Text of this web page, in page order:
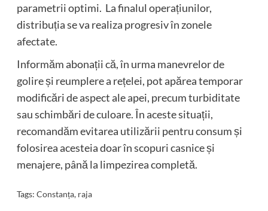
parametrii optimi. La finalul operațiunilor,
distribuția se va realiza progresiv în zonele
afectate.
Informăm abonații că, în urma manevrelor de
golire și reumplere a rețelei, pot apărea temporar
modificări de aspect ale apei, precum turbiditate
sau schimbări de culoare. În aceste situații,
recomandăm evitarea utilizării pentru consum și
folosirea acesteia doar în scopuri casnice și
menajere, până la limpezirea completă.
Tags: Constanța, raja